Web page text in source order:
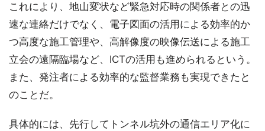
これにより、地山変状など緊急対応時の関係者との迅
速な連絡だけでなく、電子図面の活用による効率的か
つ高度な施工管理や、高解像度の映像伝送による施工
立会の遠隔臨場など、ICTの活用も進められるという。
また、発注者による効率的な監督業務も実現できたと
のことだ。
具体的には、先行してトンネル坑外の通信エリア化に